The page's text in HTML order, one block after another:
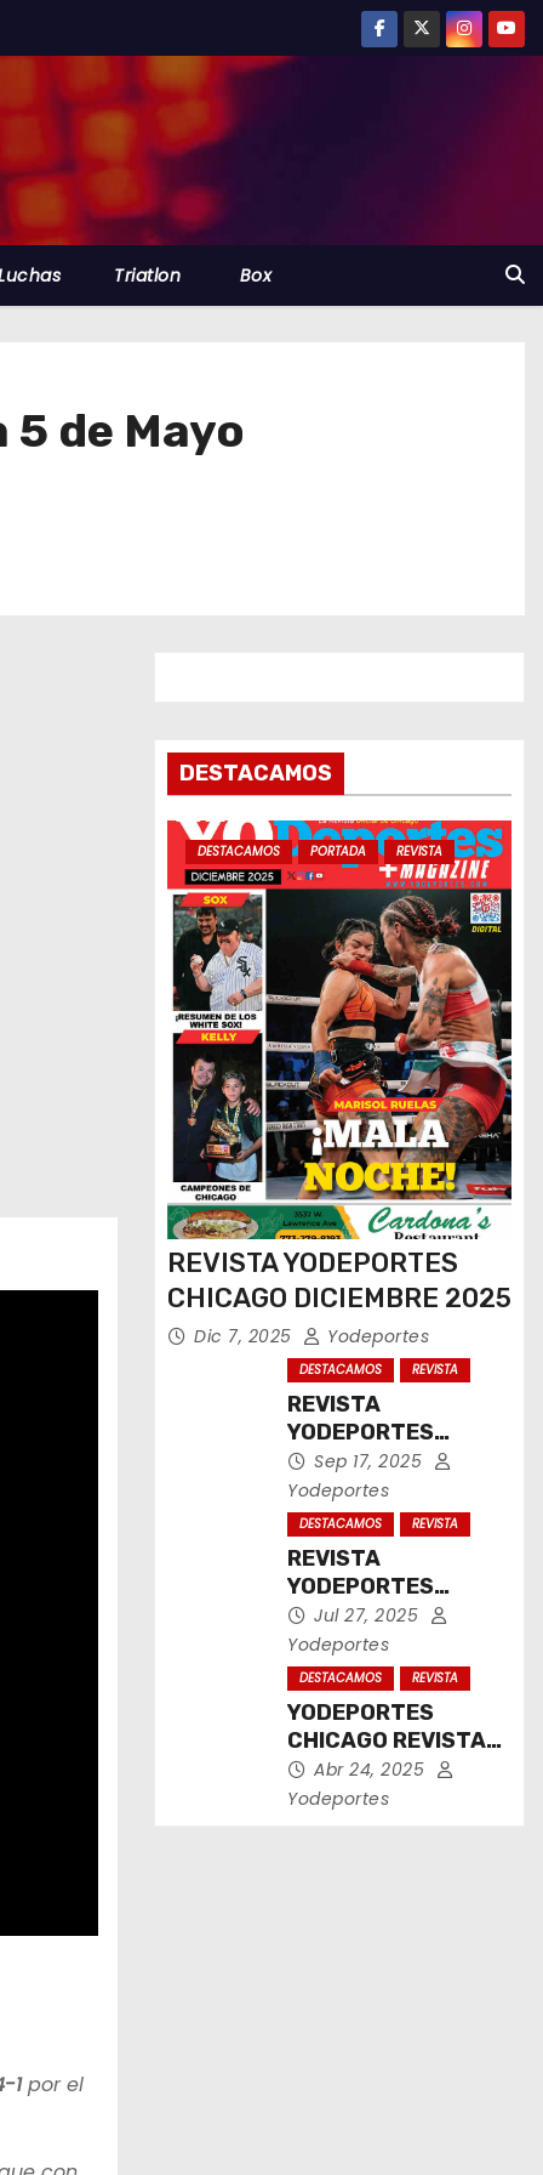
Triatlon Box
de Mayo
1por el
DESTACAMOS
DESTACAMOS PORTADA REVISTA
REVISTA YODEPORTES
CHICAGO DICIEMBRE 2025
Dic 7, 2025 Yodeportes
DESTACAMOS REVISTA
REVISTA
YODEPORTES
CHICAGO
SEPTIEMBRE 2025
Sep 17, 2025
Yodeportes
DESTACAMOS REVISTA
REVISTA
YODEPORTES
CHICAGO JULIO
2025
Jul 27, 2025
Yodeportes
DESTACAMOS REVISTA
YODEPORTES
CHICAGO REVISTA
IMPRESA ABRIL
2025
Abr 24, 2025
Yodeportes